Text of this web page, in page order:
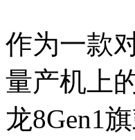
作为一款
量产机上
龙8Gen1